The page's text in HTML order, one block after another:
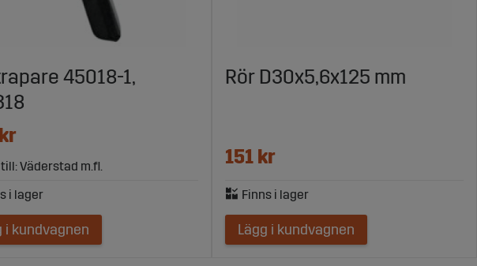
45018-1,
Väderstad m.fl.
i kundvagnen
Rör D30x5,6x125 mm
151 kr
Lägg i kundvagnen